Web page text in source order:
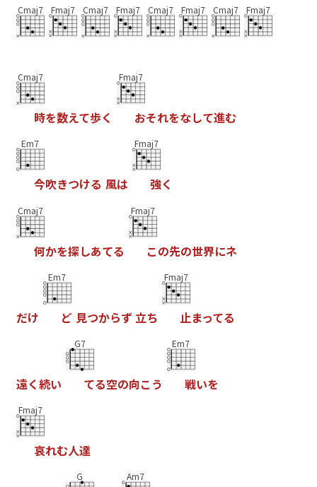
Cmaj7 Fmaj7 Cmaj7 Fmaj7 Cmaj7 Fmaj7 Cmaj7 Fmaj7
Cmaj7
時を数えて歩く
Fmaj7
おそれをなして進む
Em7
今吹きつける 風は
Fmaj7
強く
Cmaj7
何かを探しあてる
Fmaj7
この先の世界にネ
だけ
Em7
ど 見つからず 立ち
Fmaj7
止まってる
遠く続い
G7
てる空の向こ う
Em7
戦いを
Fmaj7
哀れむ人達
G Am7